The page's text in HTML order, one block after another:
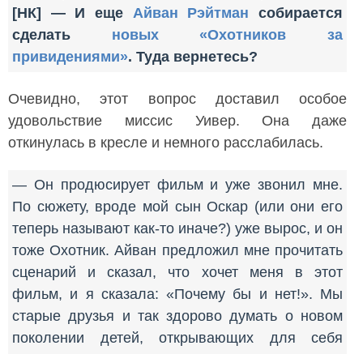
[НК] — И еще Айван Рэйтман собирается
сделать новых «Охотников за
привидениями». Туда вернетесь?
Очевидно, этот вопрос доставил особое
удовольствие миссис Уивер. Она даже
откинулась в кресле и немного расслабилась.
— Он продюсирует фильм и уже звонил мне.
По сюжету, вроде мой сын Оскар (или они его
теперь называют как-то иначе?) уже вырос, и он
тоже Охотник. Айван предложил мне прочитать
сценарий и сказал, что хочет меня в этот
фильм, и я сказала: «Почему бы и нет!». Мы
старые друзья и так здорово думать о новом
поколении детей, открывающих для себя